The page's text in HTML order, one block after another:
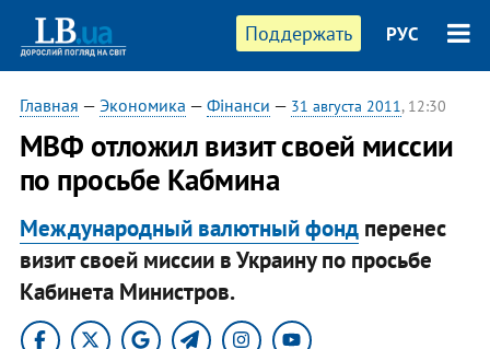
Поддержать РУС
Главная — Экономика — Фінанси — 31 августа 2011, 12:30
МВФ отложил визит своей миссии
по просьбе Кабмина
Международный валютный фондперенес
визит своей миссии в Украину по просьбе
Кабинета Министров.